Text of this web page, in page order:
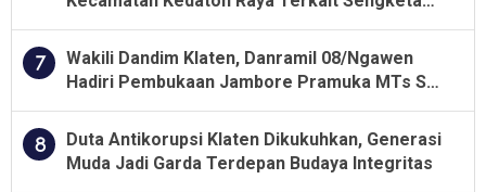
7
Wakili Dandim Klaten, Danramil 08/Ngawen
Hadiri Pembukaan Jambore Pramuka MTs Se-
8
Duta Antikorupsi Klaten Dikukuhkan, Generasi
Muda Jadi Garda Terdepan Budaya Integritas